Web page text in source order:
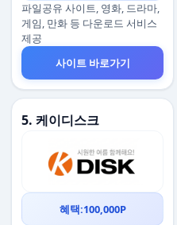
파일공유 사이트, 영화, 드라마,
게임, 만화 등 다운로드 서비스
제공
사이트 바로가기
5. 케이디스크
혜택:100,000P